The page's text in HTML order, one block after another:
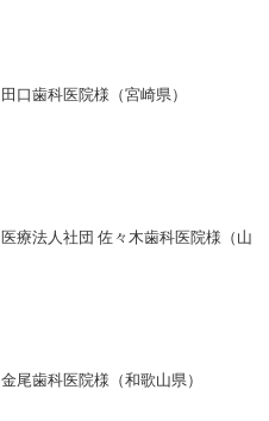
口歯科医院様（宮崎県）
療法人社団 佐々木歯科医院様（山
尾歯科医院様（和歌山県）